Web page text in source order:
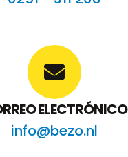
ELECTRÓNICO
info@bezo.nl